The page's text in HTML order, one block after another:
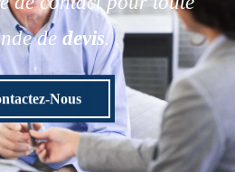
de devis.
Nous